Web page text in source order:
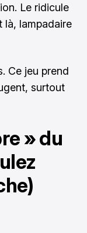
Le ridicule
là, lampadaire
Ce jeu prend
surtout
» du